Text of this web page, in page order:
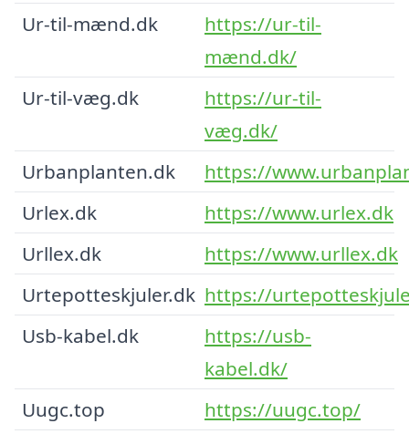
Ur-til-mænd.dk
https://ur-til-
mænd.dk/
Ur-til-væg.dk
https://ur-til-
væg.dk/
Urbanplanten.dk
https://
Urlex.dk
https://www.urlex.dk
Urllex.dk
https://www.urllex.dk
Urtepotteskjuler.dk https://
Usb-kabel.dk
https://usb-
kabel.dk/
Uugc.top
https://uugc.top/